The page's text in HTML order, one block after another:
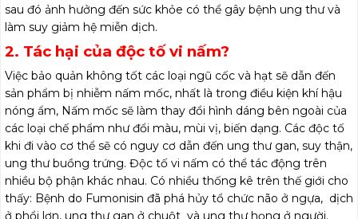
sau đó ảnh hưởng đến sức khỏe có thể gây bệnh ung thư và
làm suy giảm hệ miễn dịch.
2. Tác hại của độc tố vi nấm?
Việc bảo quản không tốt các loại ngũ cốc và hạt sẽ dẫn đến
sản phẩm bị nhiễm nấm mốc, nhất là trong điều kiện khí hậu
nóng ẩm, Nấm mốc sẽ làm thay đổi hình dáng bên ngoài của
các loại chế phẩm như đổi màu, mùi vị, biến dạng. Các độc tố
khi đi vào cơ thể sẽ có nguy cơ dẫn đến ung thư gan, suy thận,
ung thư buồng trứng. Độc tố vi nấm có thể tác động trên
nhiều bộ phận khác nhau. Có nhiều thống kê trên thế giới cho
thấy: Bệnh do Fumonisin đã phá hủy tổ chức não ở ngựa, dịch
ở phổi lợn, ung thư gan ở chuột và ung thư họng ở người.